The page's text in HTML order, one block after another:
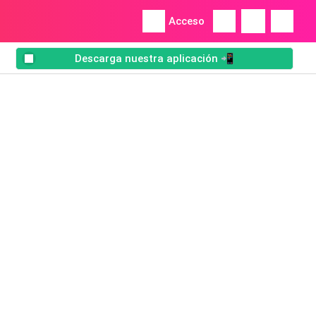
Acceso
Descarga nuestra aplicación 📲